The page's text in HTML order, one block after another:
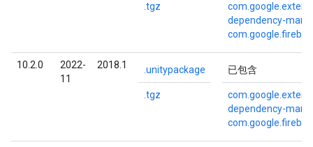
.tgz
dependency-
10.2.0
2022-
11
2018.1 .unitypackage
.tgz
已包含
dependency-